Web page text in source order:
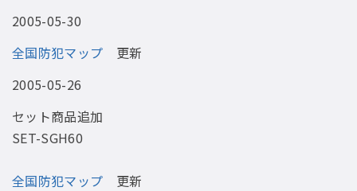
2005-05-30
全国防犯マップ 更新
2005-05-26
セット商品追加
SET-SGH60
全国防犯マップ 更新